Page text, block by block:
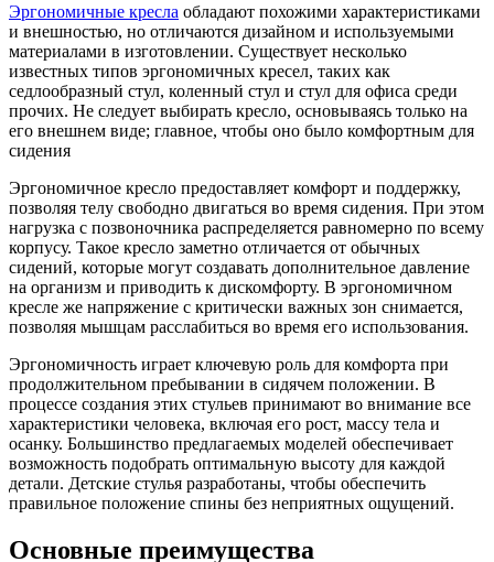
Эргономичные кресла обладают похожими характеристиками
и внешностью, но отличаются дизайном и используемыми
материалами в изготовлении. Существует несколько
известных типов эргономичных кресел, таких как
седлообразный стул, коленный стул и стул для офиса среди
прочих. Не следует выбирать кресло, основываясь только на
его внешнем виде; главное, чтобы оно было комфортным для
сидения
Эргономичное кресло предоставляет комфорт и поддержку,
позволяя телу свободно двигаться во время сидения. При этом
нагрузка с позвоночника распределяется равномерно по всему
корпусу. Такое кресло заметно отличается от обычных
сидений, которые могут создавать дополнительное давление
на организм и приводить к дискомфорту. В эргономичном
кресле же напряжение с критически важных зон снимается,
позволяя мышцам расслабиться во время его использования.
Эргономичность играет ключевую роль для комфорта при
продолжительном пребывании в сидячем положении. В
процессе создания этих стульев принимают во внимание все
характеристики человека, включая его рост, массу тела и
осанку. Большинство предлагаемых моделей обеспечивает
возможность подобрать оптимальную высоту для каждой
детали. Детские стулья разработаны, чтобы обеспечить
правильное положение спины без неприятных ощущений.
Основные преимущества